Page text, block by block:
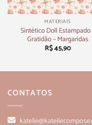
MATERIAIS
Sintético Doll Estampado
Gratidão – Margaridas
R$45,90
CONTATOS